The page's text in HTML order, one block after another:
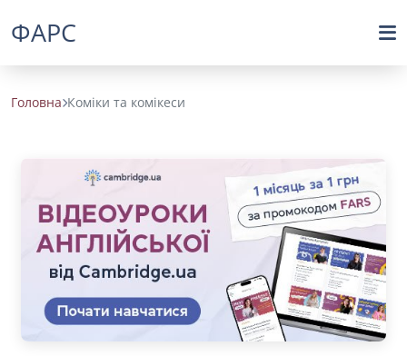
ФАРС
Головна Коміки та комікеси